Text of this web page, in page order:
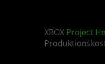
XBOX Project